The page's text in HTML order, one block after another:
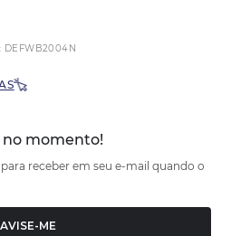
: DEFWB2004N
momento!
receber em seu e-mail quando o
AVISE-ME